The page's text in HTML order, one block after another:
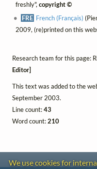
freshly",copyright ©
FRE French (Français)
2009, (re)printed on this
Research team for this page:
Editor]
This text was added to the
September 2003.
Line count:43
Word count:210
We use cookies for